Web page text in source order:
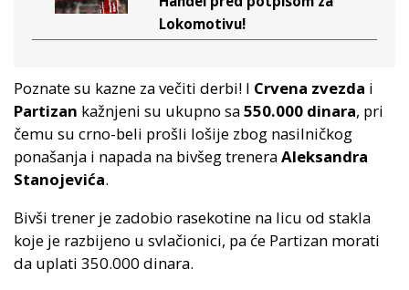
Lokomotivu!
Poznate su kazne za večiti derbi! I Crvena zvezda i
Partizan kažnjeni su ukupno sa550.000 dinara, pri
čemu su crno-beli prošli lošije zbog nasilničkog
ponašanja i napada na bivšeg treneraAleksandra
Stanojevića.
Bivši trener je zadobio rasekotine na licu od stakla
koje je razbijeno u svlačionici, pa će Partizan morati
da uplati 350.000 dinara.